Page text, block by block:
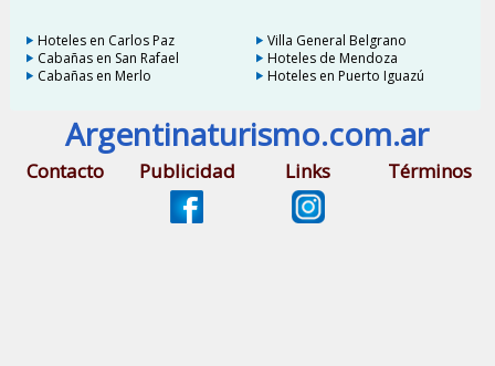
Hoteles en Carlos Paz
Villa General Belgrano
Cabañas en San Rafael
Hoteles de Mendoza
Cabañas en Merlo
Hoteles en Puerto Iguazú
Argentinaturismo.com.ar
Contacto Publicidad Links Términos